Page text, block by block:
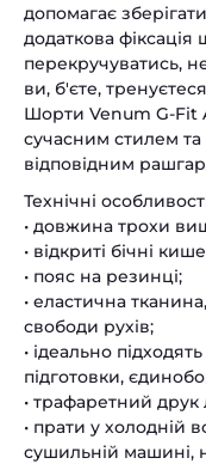
допомагає
додаткова
перекручуватись,
ви, б'єте,
Шорти Venum G-Fit
сучасним стилем та
відповідним
Технічні
• довжина трохи
• відкриті бічні
• пояс на резинці;
• еластична
свободи рухів;
• ідеально
підготовки,
• трафаретний друк
• прати у холодній
сушильній машині,